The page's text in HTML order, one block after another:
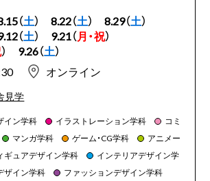
（土） 8.22（土） 8.29（土）
（土） 9.21（月・祝）
） 9.26（土）
オンライン
見学
イン学科 イラストレーション学科
コミ
マンガ学科 ゲーム・CG学科
アニメー
ギュアデザイン学科
インテリアデザイン学
ザイン学科 ファッションデザイン学科